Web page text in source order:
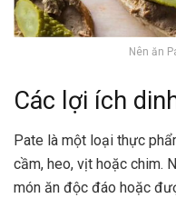
Nên ăn
Các lợi ích
Pate là một loại thực
cầm, heo, vịt hoặc chim.
món ăn độc đáo hoặc